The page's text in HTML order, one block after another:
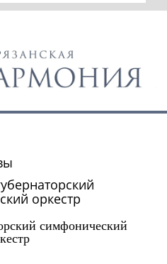
оркестр
симфонический